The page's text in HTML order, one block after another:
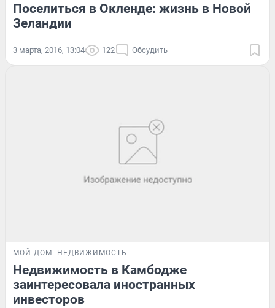
Поселиться в Окленде: жизнь в Новой
Зеландии
3 марта, 2016, 13:04 122 Обсудить
МОЙ ДОМ НЕДВИЖИМОСТЬ
Недвижимость в Камбодже
заинтересовала иностранных
инвесторов